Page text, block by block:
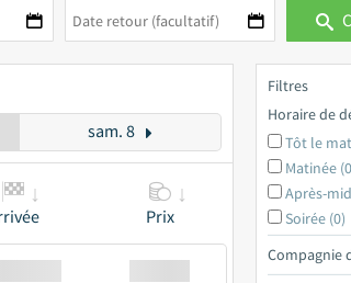
sam. 8
Prix
Filtres
Horaire de
Tôt le
Matinée
Après-
Soirée (0)
Compagnie